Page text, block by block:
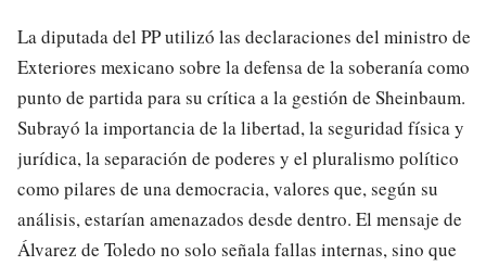
La diputada del PP utilizó las declaraciones del ministro de
Exteriores mexicano sobre la defensa de la soberanía como
punto de partida para su crítica a la gestión de Sheinbaum.
Subrayó la importancia de la libertad, la seguridad física y
jurídica, la separación de poderes y el pluralismo político
como pilares de una democracia, valores que, según su
análisis, estarían amenazados desde dentro. El mensaje de
Álvarez de Toledo no solo señala fallas internas, sino que